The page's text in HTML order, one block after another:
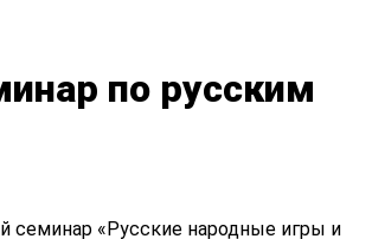
по русским
семинар «Русские народные игры и